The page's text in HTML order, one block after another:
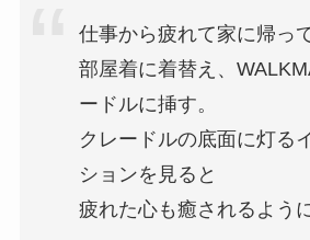
仕事から疲れて家に帰っ
部屋着に着替え、
ードルに挿す。
クレードルの底面に灯る
ションを見ると
疲れた心も癒されるよう